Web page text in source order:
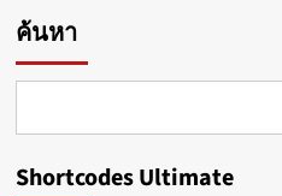
ค้นหา
Shortcodes Ultimate